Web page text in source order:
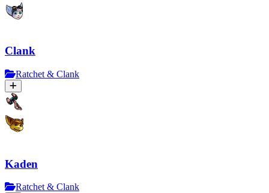
Clank
Ratchet & Clank
Kaden
Ratchet & Clank